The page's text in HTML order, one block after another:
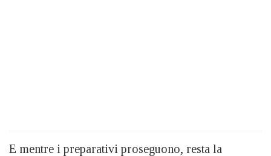
E mentre i preparativi proseguono, resta la